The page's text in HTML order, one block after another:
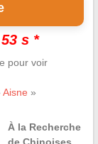
s *
pour voir
Aisne »
À la Recherche